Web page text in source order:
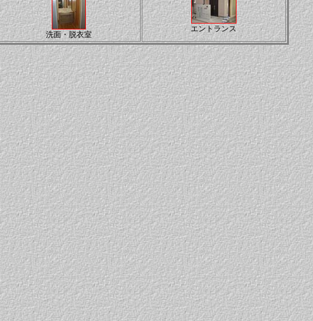
洗面・脱衣室
エントランス